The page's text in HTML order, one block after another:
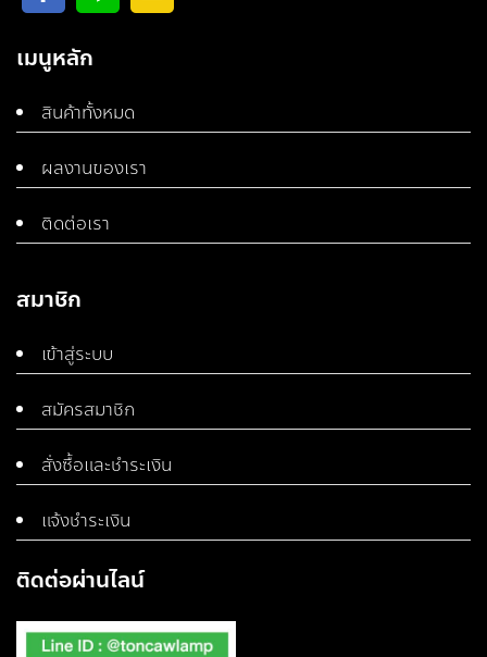
เมนูหลัก
สินค้าทั้งหมด
ผลงานของเรา
ติดต่อเรา
สมาชิก
เข้าสู่ระบบ
สมัครสมาชิก
สั่งซื้อและชำระเงิน
แจ้งชำระเงิน
ติดต่อผ่านไลน์